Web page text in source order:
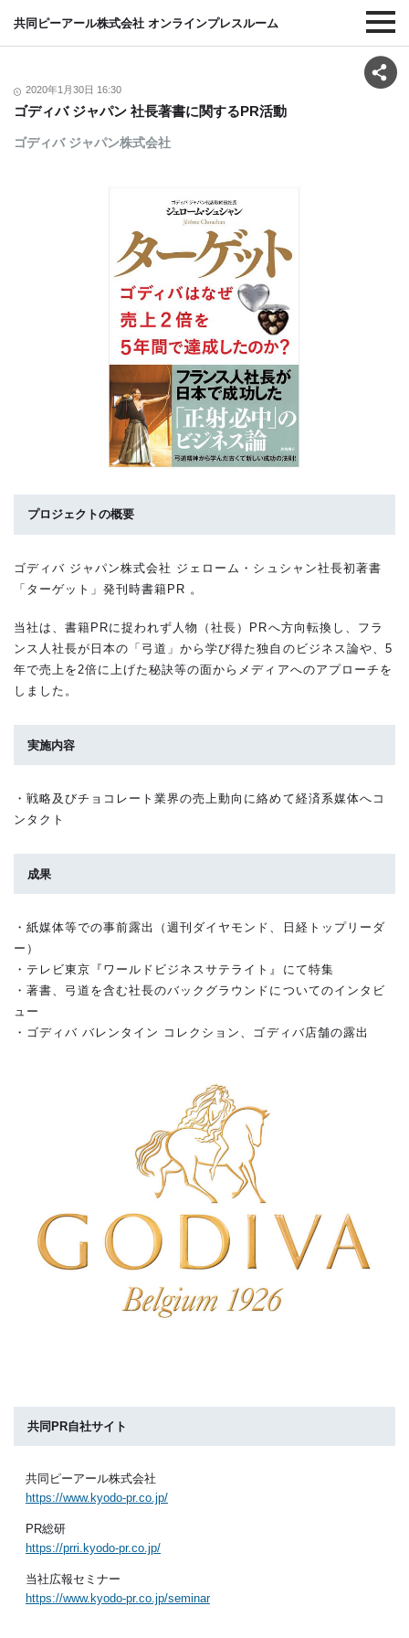
共同ピーアール株式会社 オンラインプレスルーム
2020年1月30日 16:30
ゴディバ ジャパン 社長著書に関するPR活動
ゴディバ ジャパン株式会社
プロジェクトの概要
ゴディバ ジャパン株式会社 ジェローム・シュシャン社長初著書
「ターゲット」発刊時書籍PR 。
当社は、書籍PRに捉われず人物（社長）PRへ方向転換し、フラ
ンス人社長が日本の「弓道」から学び得た独自のビジネス論や、5
年で売上を2倍に上げた秘訣等の面からメディアへのアプローチを
しました。
実施内容
・戦略及びチョコレート業界の売上動向に絡めて経済系媒体へコ
ンタクト
成果
・紙媒体等での事前露出（週刊ダイヤモンド、日経トップリーダ
ー）
・テレビ東京『ワールドビジネスサテライト』にて特集
・著書、弓道を含む社長のバックグラウンドについてのインタビ
ュー
・ゴディバ バレンタイン コレクション、ゴディバ店舗の露出
共同PR自社サイト
共同ピーアール株式会社
https://www.kyodo-pr.co.jp/
PR総研
https://prri.kyodo-pr.co.jp/
当社広報セミナー
https://www.kyodo-pr.co.jp/seminar